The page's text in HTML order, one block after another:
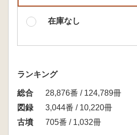
在庫なし
ランキング
総合
28,876番 / 124,789冊
図録
3,044番 / 10,220冊
古墳
705番 / 1,032冊